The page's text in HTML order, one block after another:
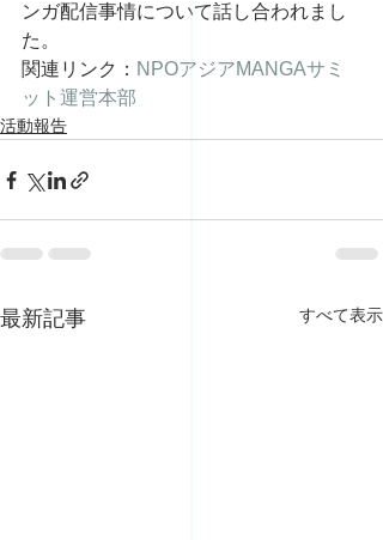
ンガ配信事情について話し合われまし
た。
関連リンク： NPOアジアMANGAサミ
ット運営本部
活動報告
最新記事 すべて表示